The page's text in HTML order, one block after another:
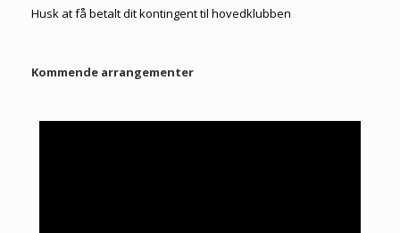
Husk at få betalt dit kontingent til hovedklubben
Kommende arrangementer